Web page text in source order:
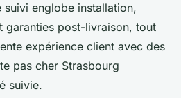
englobe installation,
garanties post-livraison, tout
expérience client avec des
pas cher Strasbourg
suivie.